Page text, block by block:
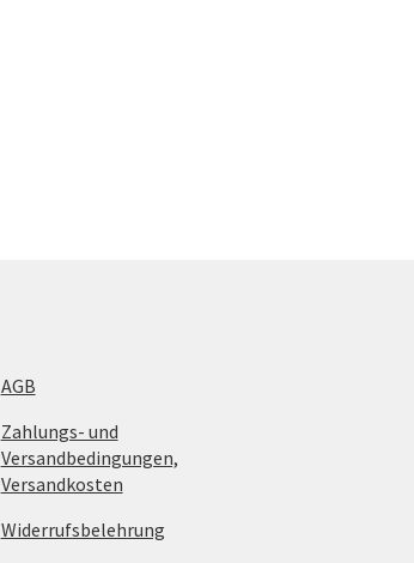
AGB
Zahlungs- und
Versandbedingungen,
Versandkosten
Widerrufsbelehrung